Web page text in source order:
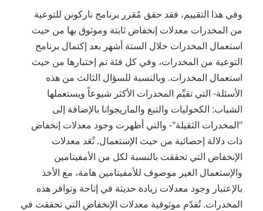
وفي هذا التقييم، فقد حقق مُقرر برنامج ناركونن للتوعية
من المخدرات معدلات إنخفاض ثابتة وموثوق بها من حيث
استعمال المخدرات خلال الستة أشهر بعد إكتمال برنامج
التوعية من المخدرات، وفي كل فئة تم إختبارها من حيث
استعمال المخدرات. وبالنسبة للسؤال الثالث من هذه
الأسئلة- التي تقيِّم المخدرات الأكثر شيوعاً ويستعملها
الشباب: الكحوليات والتبغ والماريجوانا بالإضافة إلى
"المخدرات الثقيلة"- والتي أظهرت وجود معدلات إنخفاض
ذات دلالة إحصائية من حيث الإستعمال. تُعَد معدلات
الإنخفاض التي تحققت بالنسبة لكل من الأمفيتامين
والإستعمال الغير موصوف للأمفيتامين هامة، مع الأخذ
بالإعتبار وجود معدلات زيادة حديثة في إتاحة وتوافر هذه
المخدرات. تُقدّم موثوقية معدلات الإنخفاض التي تحققت في